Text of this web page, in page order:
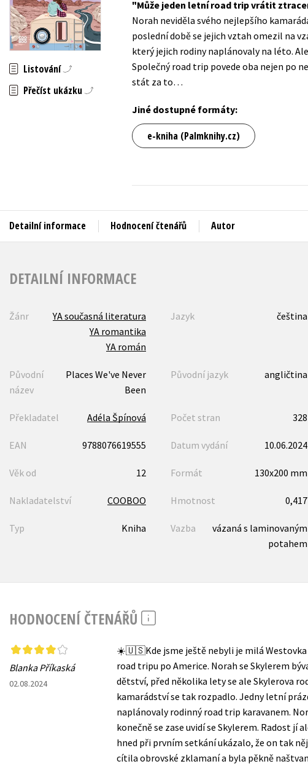
Auto - moto
Beletrie pro děti
Beletrie pro dospělé
Byznys a ekonomie
Jazyky
Kalendáře
Kariéra a osobní rozvoj
Listování
Přečíst ukázku
Může jeden letní road trip vrátit
Norah neviděla svého nejlepšího
poslední době se jejich vztah omezil na
který jejich rodiny naplánovaly na léto.
Společný road trip povede oba nejen po
stát za to…
Jiné dostupné formáty:
e-kniha (Palmknihy.cz)
Detailní informace Hodnocení čtenářů Autor
DETAILNÍ INFORMACE
Žánr
YA současná literatura
YA romantika
YA román
Jazyk čeština
Původní
název
Places We've Never
Been
Původní jazyk angličtina
Překladatel Adéla Špínová Počet stran 328
EAN 9788076619555 Datum vydání 10.06.2024
Věk od 12 Formát 130x200 mm
Nakladatelství COOBOO Hmotnost 0,417
Typ Kniha Vazba
vázaná s laminovaným
potahem
HODNOCENÍ ČTENÁŘŮ
Blanka Příkaská
02.08.2024
☀️🇺🇸Kde jsme ještě nebyli je milá Westovka
road tripu po Americe. Norah se Skylerem
dětství, před několika lety se ale Skylerova
kamarádství se tak rozpadlo. Jedny letní
naplánovaly rodinný road trip karavanem.
konečně se zase uvidí se Skylerem. Radost jí
hned při prvním setkání ukázalo, že on tak
cítila obrovské zklamaní a byla pěkně